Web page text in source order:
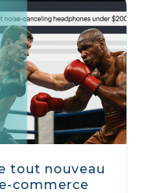
tout nouveau
commerce